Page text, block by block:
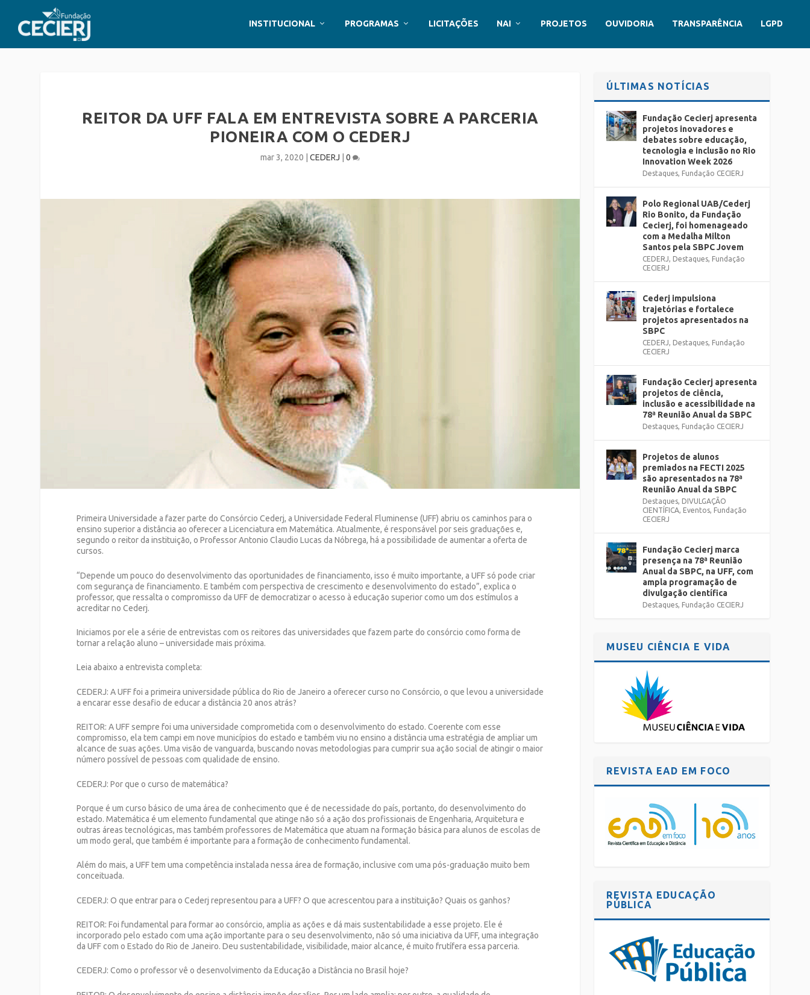
INSTITUCIONAL PROGRAMAS LICITAÇÕES NAI PROJETOS OUVIDORIA TRANSPARÊNCIA LGPD
REITOR DA UFF FALA EM ENTREVISTA SOBRE A PARCERIA
PIONEIRA COM O CEDERJ
mar 3, 2020 |CEDERJ |0
Primeira Universidade a fazer parte do Consórcio Cederj, a Universidade Federal Fluminense (UFF) abriu os caminhos para o
ensino superior a distância ao oferecer a Licenciatura em Matemática. Atualmente, é responsável por seis graduações e,
segundo o reitor da instituição, o Professor Antonio Claudio Lucas da Nóbrega, há a possibilidade de aumentar a oferta de
cursos.
“Depende um pouco do desenvolvimento das oportunidades de financiamento, isso é muito importante, a UFF só pode criar
com segurança de financiamento. E também com perspectiva de crescimento e desenvolvimento do estado”, explica o
professor, que ressalta o compromisso da UFF de democratizar o acesso à educação superior como um dos estímulos a
acreditar no Cederj.
Iniciamos por ele a série de entrevistas com os reitores das universidades que fazem parte do consórcio como forma de
tornar a relação aluno – universidade mais próxima.
Leia abaixo a entrevista completa:
CEDERJ: A UFF foi a primeira universidade pública do Rio de Janeiro a oferecer curso no Consórcio, o que levou a universidade
a encarar esse desafio de educar a distância 20 anos atrás?
REITOR: A UFF sempre foi uma universidade comprometida com o desenvolvimento do estado. Coerente com esse
compromisso, ela tem campi em nove municípios do estado e também viu no ensino a distância uma estratégia de ampliar um
alcance de suas ações. Uma visão de vanguarda, buscando novas metodologias para cumprir sua ação social de atingir o maior
número possível de pessoas com qualidade de ensino.
CEDERJ: Por que o curso de matemática?
Porque é um curso básico de uma área de conhecimento que é de necessidade do país, portanto, do desenvolvimento do
estado. Matemática é um elemento fundamental que atinge não só a ação dos profissionais de Engenharia, Arquitetura e
outras áreas tecnológicas, mas também professores de Matemática que atuam na formação básica para alunos de escolas de
um modo geral, que também é importante para a formação de conhecimento fundamental.
Além do mais, a UFF tem uma competência instalada nessa área de formação, inclusive com uma pós-graduação muito bem
conceituada.
CEDERJ: O que entrar para o Cederj representou para a UFF? O que acrescentou para a instituição? Quais os ganhos?
REITOR: Foi fundamental para formar ao consórcio, amplia as ações e dá mais sustentabilidade a esse projeto. Ele é
incorporado pelo estado com uma ação importante para o seu desenvolvimento, não só uma iniciativa da UFF, uma integração
da UFF com o Estado do Rio de Janeiro. Deu sustentabilidade, visibilidade, maior alcance, é muito frutífera essa parceria.
CEDERJ: Como o professor vê o desenvolvimento da Educação a Distância no Brasil hoje?
ÚLTIMAS NOTÍCIAS
Fundação Cecierj apresenta
projetos inovadores e
debates sobre educação,
tecnologia e inclusão no Rio
Innovation Week 2026
Destaques, Fundação CECIERJ
Polo Regional UAB/Cederj
Rio Bonito, da Fundação
Cecierj, foi homenageado
com a Medalha Milton
Santos pela SBPC Jovem
CEDERJ, Destaques, Fundação
CECIERJ
Cederj impulsiona
trajetórias e fortalece
projetos apresentados na
SBPC
CEDERJ, Destaques, Fundação
CECIERJ
Fundação Cecierj apresenta
projetos de ciência,
inclusão e acessibilidade na
78ª Reunião Anual da SBPC
Destaques, Fundação CECIERJ
Projetos de alunos
premiados na FECTI 2025
são apresentados na 78ª
Reunião Anual da SBPC
Destaques, DIVULGAÇÃO
CIENTÍFICA, Eventos, Fundação
CECIERJ
Fundação Cecierj marca
presença na 78ª Reunião
Anual da SBPC, na UFF, com
ampla programação de
divulgação científica
Destaques, Fundação CECIERJ
MUSEU CIÊNCIA E VIDA
REVISTA EAD EM FOCO
REVISTA EDUCAÇÃO
PÚBLICA